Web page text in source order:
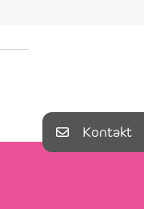
Kontakt